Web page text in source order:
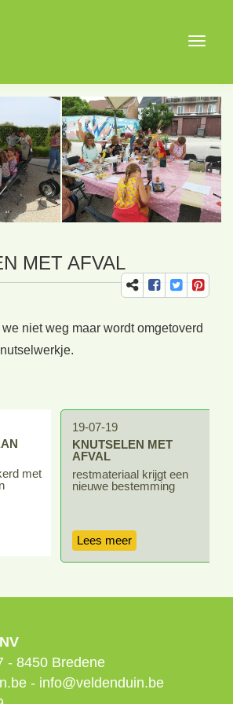
Toggle
MET AFVAL
niet weg maar wordt omgetoverd
met
19-07-19
KNUTSELEN MET
AFVAL
restmateriaal krijgt een
nieuwe bestemming
Lees meer
- 8450 Bredene
- info@veldenduin.be